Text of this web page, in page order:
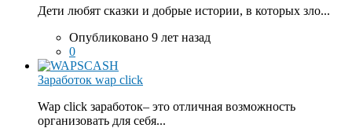
Дети любят сказки и добрые истории, в которых зло...
Опубликовано 9 лет назад
0
Заработок wap click
Wap click заработок– это отличная возможность
организовать для себя...